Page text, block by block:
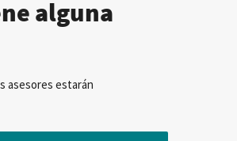
alguna
asesores estarán